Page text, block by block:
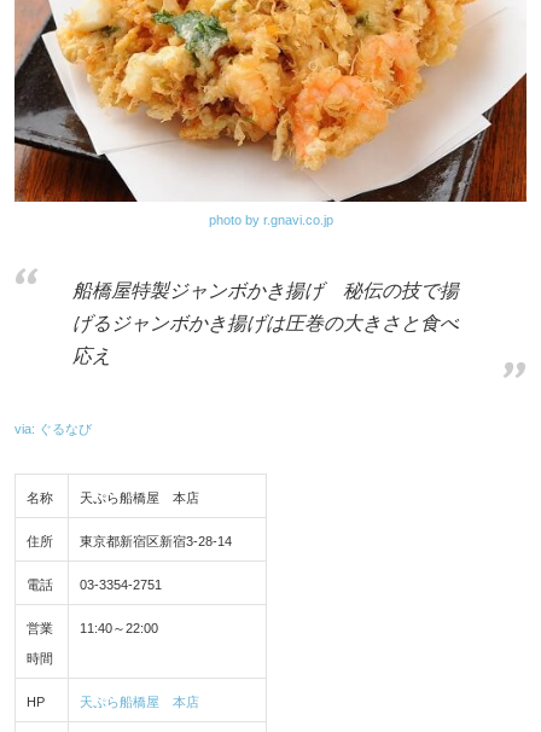
photo by r.gnavi.co.jp
船橋屋特製ジャンボかき揚げ 秘伝の技で揚
げるジャンボかき揚げは圧巻の大きさと食べ
応え
via: ぐるなび
名称 天ぷら船橋屋 本店
住所 東京都新宿区新宿3-28-14
電話 03-3354-2751
営業
時間
11:40～22:00
HP 天ぷら船橋屋 本店